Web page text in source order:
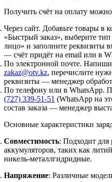
Получить счёт на оплату
Через сайт. Добавьте товары в
«Быстрый заказ», выберите
лицо» и заполните реквизиты
— счёт придёт на email или в
По электронной почте.
zakaz@otv.kz, перечислите
реквизиты — менеджер
По телефону или в WhatsApp.
(727) 339-51-51 (WhatsApp на
состав заказа — менеджер
Основные характеристики
Совместимость: Подходит для
аккумуляторов, таких как
никель-металлгидридные.
Напряжение: Различные